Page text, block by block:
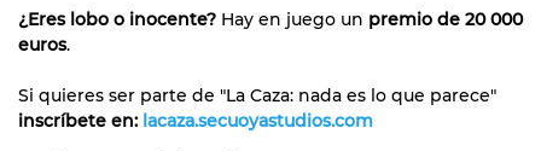
¿Eres lobo o inocente? Hay en juego un premio de 20 000
euros.
Si quieres ser parte de "La Caza: nada es lo que parece"
inscríbete en: lacaza.secuoyastudios.com